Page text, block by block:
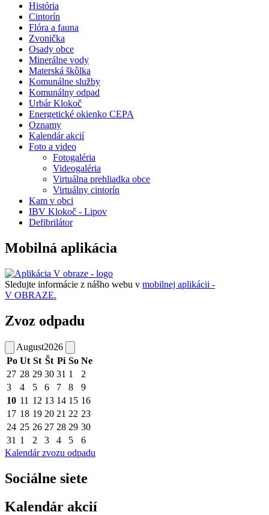
História
Cintorín
Flóra a fauna
Zvonička
Osady obce
Minerálne vody
Materská škôlka
Komunálne služby
Komunálny odpad
Urbár Klokoč
Energetické okienko CEPA
Oznamy
Kalendár akcií
Foto a video
Fotogaléria
Videogaléria
Virtuálna prehliadka obce
Virtuálny cintorín
Kam v obci
IBV Klokoč - Lipov
Defibrilátor
Mobilná aplikácia
Sledujte informácie z nášho webu v mobilnej aplikácii -
V OBRAZE.
Zvoz odpadu
August2026
Po Ut St Št Pi So Ne
27 28 29 30 31 1
2
3
4 5 6 7 8
9
10 11 12 13 14 15 16
17 18 19 20 21 22 23
24 25 26 27 28 29 30
31 1 2 3 4 5
6
Kalendár zvozu odpadu
Sociálne siete
Kalendár akcií